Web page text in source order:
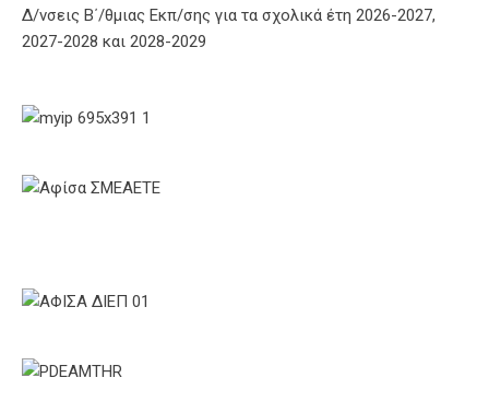
Δ/νσεις Β΄/θμιας Εκπ/σης για τα σχολικά έτη 2026-2027,
2027-2028 και 2028-2029